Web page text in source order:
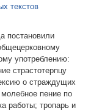
текстов
постановили
употреблению:
страстотерпцу
о страждущих
пение по
работы; тропарь и